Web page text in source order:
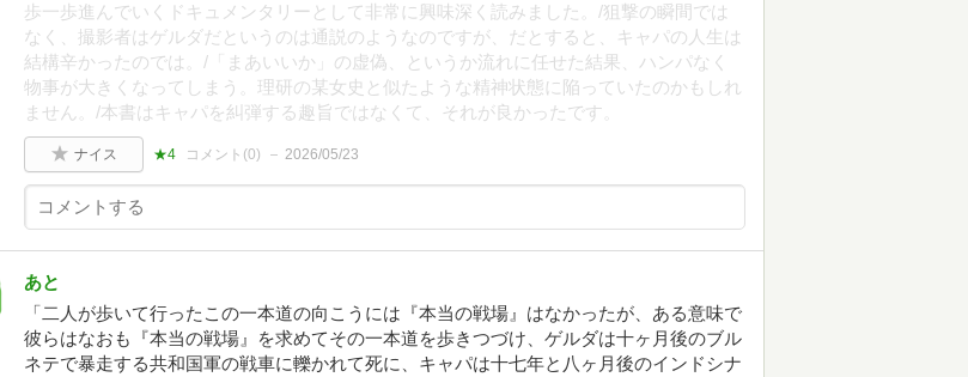
歩一歩進んでいくドキュメンタリーとして非常に興味深く読みました。/狙撃の瞬間では
なく、撮影者はゲルダだというのは通説のようなのですが、だとすると、キャパの人生は
結構辛かったのでは。/「まあいいか」の虚偽、というか流れに任せた結果、ハンパなく
物事が大きくなってしまう。理研の某女史と似たような精神状態に陥っていたのかもしれ
ません。/本書はキャパを糾弾する趣旨ではなくて、それが良かったです。
ナイス ★4 コメント(0) 2026/05/23
あと
「二人が歩いて行ったこの一本道の向こうには『本当の戦場』はなかったが、ある意味で
彼らはなおも『本当の戦場』を求めてその一本道を歩きつづけ、ゲルダは十ヶ月後のブル
ネテで暴走する共和国軍の戦車に轢かれて死に、キャパは十七年と八ヶ月後のインドシナ